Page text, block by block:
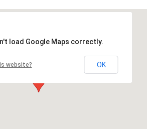
load Google Maps correctly.
website? OK